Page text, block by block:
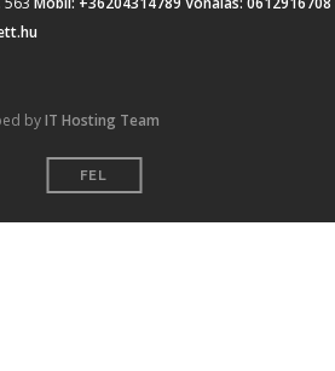
byIT Hosting Team
FEL